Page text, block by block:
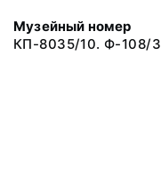
Музейный номер
КП-8035/10. Ф-108/3